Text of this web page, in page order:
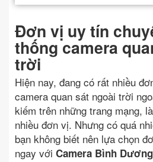
Đơn vị uy tín
thống camera
trời
Hiện nay, đang có rất nhiều
camera quan sát ngoài trời
kiếm trên những trang mạng,
nhiều đơn vị. Nhưng có quá
bạn không biết nên lựa chọn
ngay với Camera Bình